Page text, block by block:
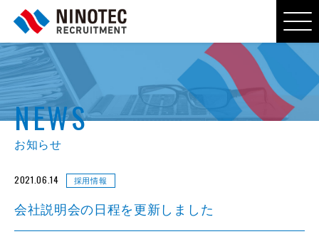
NEWS
お知らせ
2021.06.14 採用情報
会社説明会の日程を更新しました